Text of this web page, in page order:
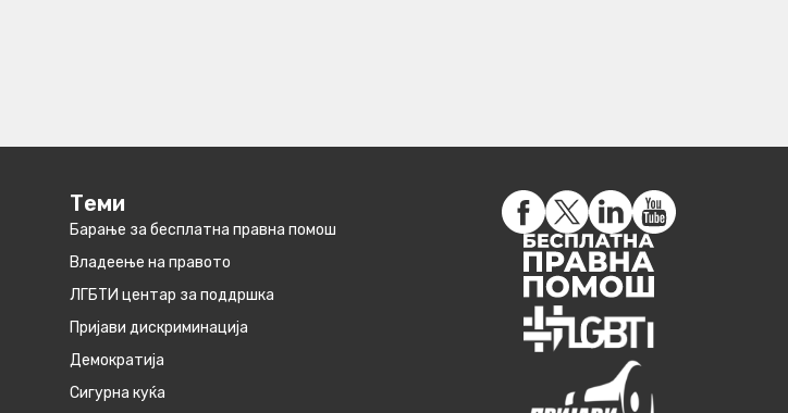
Теми
Барање за бесплатна правна помош
Владеење на правото
ЛГБТИ центар за поддршка
Пријави дискриминација
Демократија
Сигурна куќа